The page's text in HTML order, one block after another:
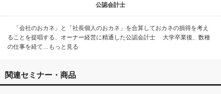
公認会計士
「会社のおカネ」と「社長個人のおカネ」を合算しておカネの損得を考え
ることを提唱する、オーナー経営に精通した公認会計士 大学卒業後、数種
の仕事を経て…もっと見る
関連セミナー・商品